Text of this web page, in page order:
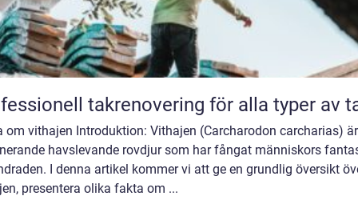
takrenovering för alla typer av
om vithajen Introduktion: Vithajen (Carcharodon carcharias)
havslevande rovdjur som har fångat människors
I denna artikel kommer vi att ge en grundlig översikt
presentera olika fakta om ...